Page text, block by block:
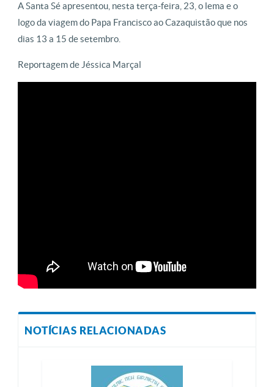
A Santa Sé apresentou, nesta terça-feira, 23, o lema e o
logo da viagem do Papa Francisco ao Cazaquistão que nos
dias 13 a 15 de setembro.
Reportagem de Jéssica Marçal
NOTÍCIAS RELACIONADAS